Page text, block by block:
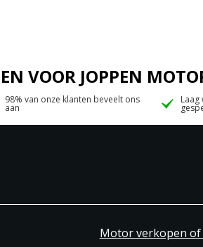
VOOR JOPPEN
98% van onze klanten beveelt ons
aan
Motor verkopen